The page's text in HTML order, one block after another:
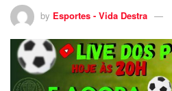
by Esportes - Vida Destra